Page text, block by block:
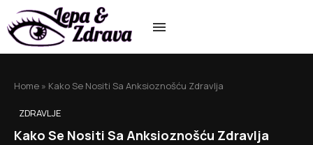
Home » Kako Se Nositi Sa Anksioznošću Zdravlja
ZDRAVLJE
Kako Se Nositi Sa Anksioznošću Zdravlja